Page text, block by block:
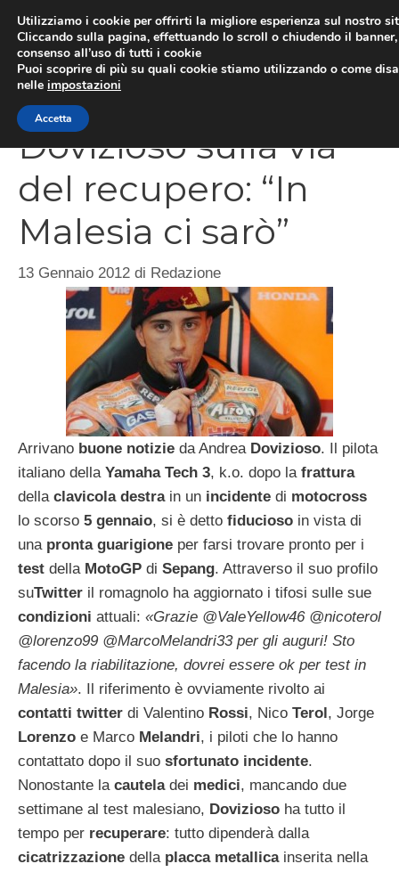
contenuto
Dovizioso sulla via
del recupero: “In
Malesia ci sarò”
13 Gennaio 2012 di Redazione
Arrivano buone notizie da Andrea Dovizioso. Il pilota
italiano della Yamaha Tech 3, k.o. dopo la frattura
della clavicola destrain un incidente di motocross
lo scorso 5 gennaio, si è detto fiducioso in vista di
una pronta guarigione per farsi trovare pronto per i
test della MotoGP di Sepang. Attraverso il suo profilo
suTwitter il romagnolo ha aggiornato i tifosi sulle sue
condizioni attuali: «Grazie @ValeYellow46 @nicoterol
@lorenzo99 @MarcoMelandri33 per gli auguri! Sto
facendo la riabilitazione, dovrei essere ok per test in
Malesia». Il riferimento è ovviamente rivolto ai
contatti twitter di Valentino Rossi, Nico Terol, Jorge
Lorenzo e Marco Melandri, i piloti che lo hanno
contattato dopo il suo sfortunato incidente.
Nonostante la cauteladei medici, mancando due
settimane al test malesiano, Dovizioso ha tutto il
tempo per recuperare: tutto dipenderà dalla
cicatrizzazione della placca metallicainserita nella
Utilizziamo i cookie per offrirti la migliore esperienza sul nostro
Cliccando sulla pagina, effettuando lo scroll o chiudendo il
consenso all’uso di tutti i cookie
Puoi scoprire di più su quali cookie stiamo utilizzando o come
nelle impostazioni
Accetta